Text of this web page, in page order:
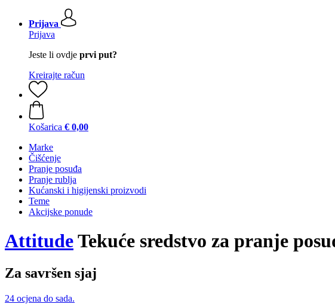
Prijava
Prijava
Jeste li ovdje prvi put?
Kreirajte račun
Košarica € 0,00
Marke
Čišćenje
Pranje posuđa
Pranje rublja
Kućanski i higijenski proizvodi
Teme
Akcijske ponude
AttitudeTekuće sredstvo za pranje
Za savršen sjaj
24 ocjena do sada.